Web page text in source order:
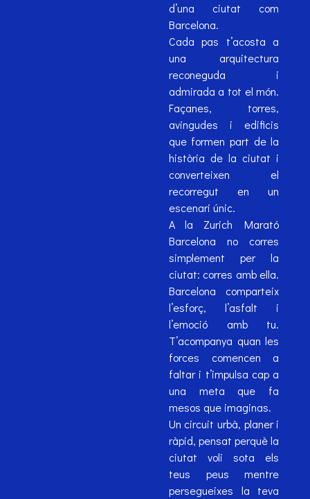
d’una ciutat com
Barcelona.
Cada pas t’acosta a
una arquitectura
reconeguda i
admirada a tot el món.
Façanes, torres,
avingudes i edificis
que formen part de la
història de la ciutat i
converteixen el
recorregut en un
escenari únic.
A la Zurich Marató
Barcelona no corres
simplement per la
ciutat: corres amb ella.
Barcelona comparteix
l’esforç, l’asfalt i
l’emoció amb tu.
T’acompanya quan les
forces comencen a
faltar i t’impulsa cap a
una meta que fa
mesos que imaginas.
Un circuit urbà, planer i
ràpid, pensat perquè la
ciutat voli sota els
teus peus mentre
persegueixes la teva